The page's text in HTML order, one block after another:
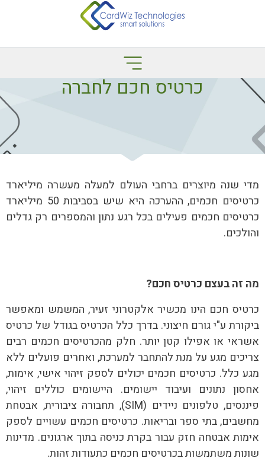
כרטיס חכם לחברה
מדי שנה מיוצרים ברחבי העולם למעלה מעשרה מיליארד
כרטיסים חכמים, ההערכה היא שיש בסביבות 50 מיליארד
כרטיסים חכמים פעילים בכל רגע נתון והמספרים רק גדלים
והולכים.
מה זה בעצם כרטיס חכם?
כרטיס חכם הינו מכשיר אלקטרוני זעיר, המשמש ומאפשר
ביקורת ע"י גורם חיצוני. בדרך כלל הכרטיס בגודל של כרטיס
אשראי או אפילו קטן יותר. חלק מהכרטיסים חכמים רבים
צריכים מגע על מנת להתחבר למערכת, ואחרים פועלים ללא
מגע כלל. כרטיסים חכמים יכולים לספק זיהוי אישי, אימות,
אחסון נתונים ועיבוד יישומים. היישומים כוללים זיהוי,
פיננסים, טלפונים ניידים (SIM), תחבורה ציבורית, אבטחת
מחשבים, בתי ספר ובריאות. כרטיסים חכמים עשויים לספק
אימות אבטחה חזק עבור בקרת כניסה בתוך ארגונים. מדינות
שונות משתמשות בכרטיסים חכמים כתעודות זהות.